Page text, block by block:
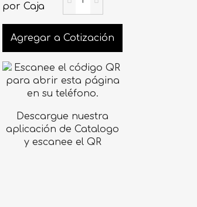
por Caja
Agregar a Cotización
Descargue nuestra
aplicación de Catalogo
y escanee el QR